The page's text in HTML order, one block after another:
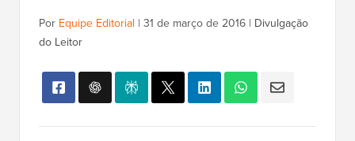
Por Equipe Editorial | 31 de março de 2016 | Divulgação
do Leitor